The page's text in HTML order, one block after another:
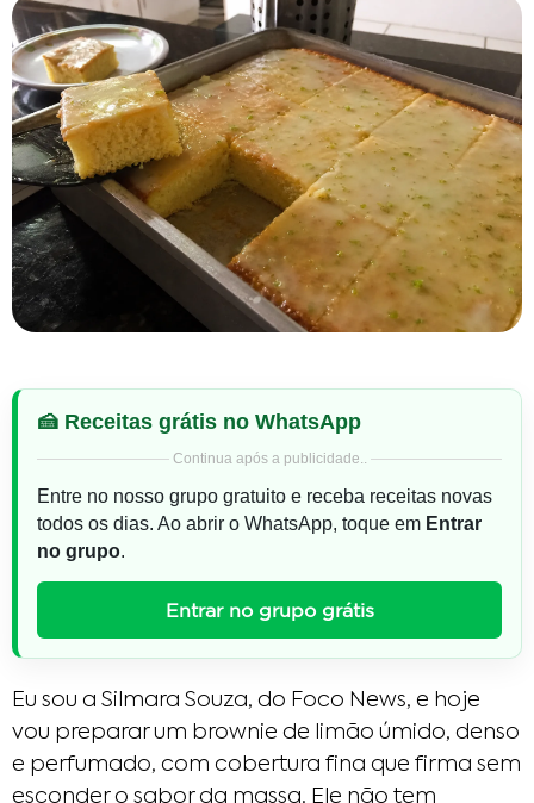
🍰 Receitas grátis no WhatsApp
Continua após a publicidade..
Entre no nosso grupo gratuito e receba receitas novas
todos os dias. Ao abrir o WhatsApp, toque em Entrar
no grupo.
Entrar no grupo grátis
Eu sou a Silmara Souza, do Foco News, e hoje
vou preparar um brownie de limão úmido, denso
e perfumado, com cobertura fina que firma sem
esconder o sabor da massa. Ele não tem